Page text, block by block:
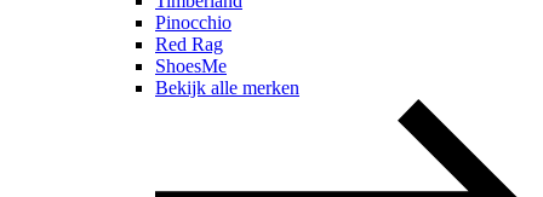
Pinocchio
Red Rag
ShoesMe
Bekijk alle merken